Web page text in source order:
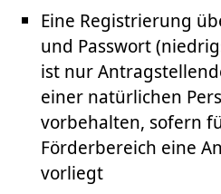
Eine Registrierung
und Passwort
ist nur
einer natürlichen
vorbehalten, sofern
Förderbereich eine
vorliegt